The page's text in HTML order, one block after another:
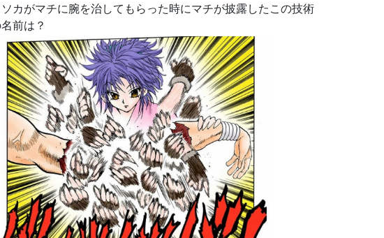
カがマチに腕を治してもらった時にマチが披露したこの技術
前は？